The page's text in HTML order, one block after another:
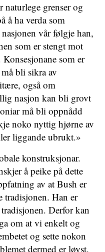
naturlege grenser og
å ha verda som
vår følgje han,
som er stengt mot
som er
bli sikra av
også om
nasjon kan bli grovt
må bli oppnådd
noko nyttig hjørne av
liggande ubrukt.»
konstruksjonar.
å peike på dette
av at Bush er
tradisjonen. Han er
Derfor kan
om at vi enkelt og
og sette nokon
dermed er løyst.